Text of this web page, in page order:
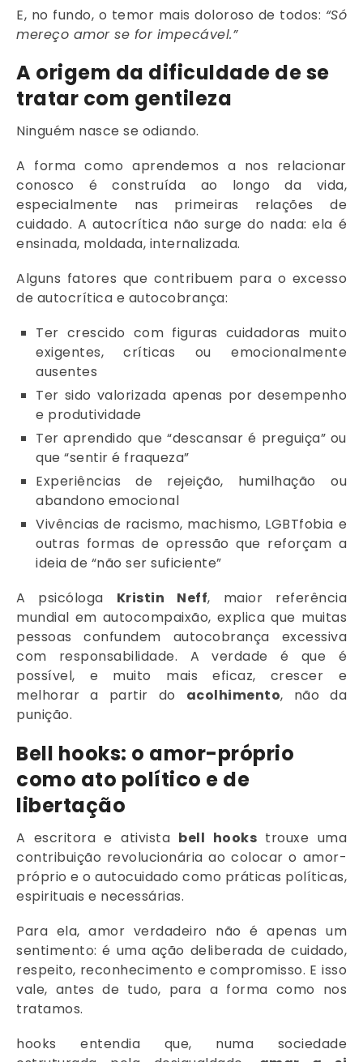
E, no fundo, o temor mais doloroso de todos: “Só
mereço amor se for impecável.”
A origem da dificuldade de se
tratar com gentileza
Ninguém nasce se odiando.
A forma como aprendemos a nos relacionar
conosco é construída ao longo da vida,
especialmente nas primeiras relações de
cuidado. A autocrítica não surge do nada: ela é
ensinada, moldada, internalizada.
Alguns fatores que contribuem para o excesso
de autocrítica e autocobrança:
Ter crescido com figuras cuidadoras muito
exigentes, críticas ou emocionalmente
ausentes
Ter sido valorizada apenas por desempenho
e produtividade
Ter aprendido que “descansar é preguiça” ou
que “sentir é fraqueza”
Experiências de rejeição, humilhação ou
abandono emocional
Vivências de racismo, machismo, LGBTfobia e
outras formas de opressão que reforçam a
ideia de “não ser suficiente”
A psicóloga Kristin Neff, maior referência
mundial em autocompaixão, explica que muitas
pessoas confundem autocobrança excessiva
com responsabilidade. A verdade é que é
possível, e muito mais eficaz, crescer e
melhorar a partir do acolhimento, não da
punição.
Bell hooks: o amor-próprio
como ato político e de
libertação
A escritora e ativista bell hooks trouxe uma
contribuição revolucionária ao colocar o amor-
próprio e o autocuidado como práticas políticas,
espirituais e necessárias.
Para ela, amor verdadeiro não é apenas um
sentimento: é uma ação deliberada de cuidado,
respeito, reconhecimento e compromisso. E isso
vale, antes de tudo, para a forma como nos
tratamos.
hooks entendia que, numa sociedade